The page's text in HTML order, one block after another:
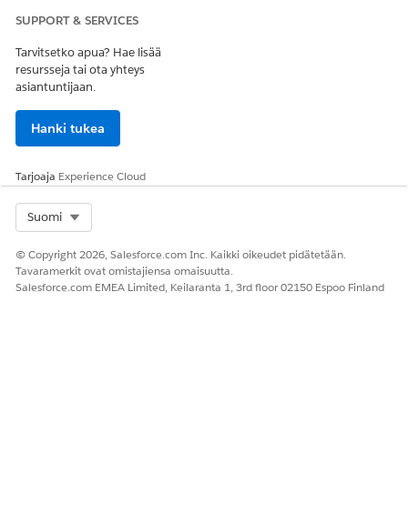
SUPPORT & SERVICES
Tarvitsetko apua? Hae lisää
resursseja tai ota yhteys
asiantuntijaan.
Hanki tukea
Tarjoaja Experience Cloud
Suomi
© Copyright 2026, Salesforce.com Inc. Kaikki oikeudet pidätetään.
Tavaramerkit ovat omistajiensa omaisuutta.
Salesforce.com EMEA Limited, Keilaranta 1, 3rd floor 02150 Espoo Finland